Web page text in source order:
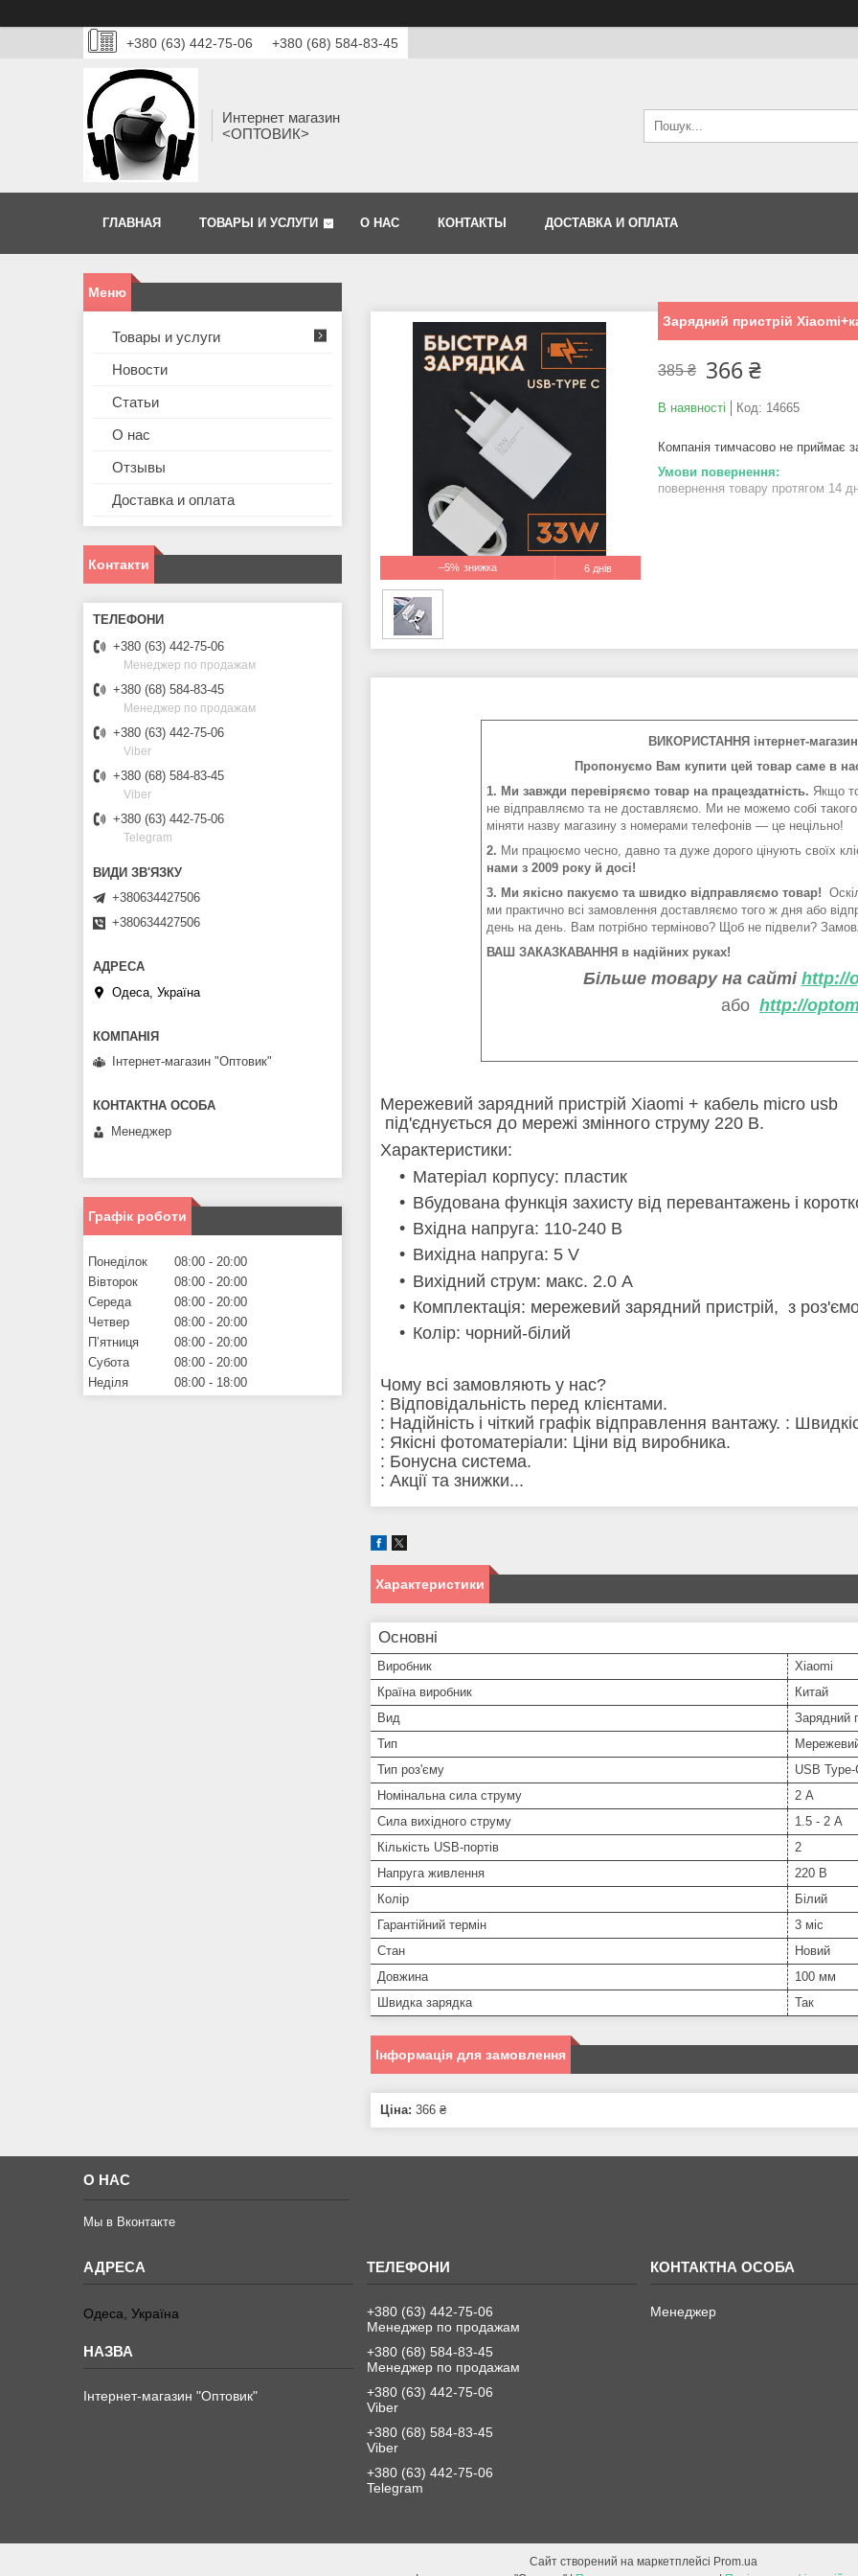
+380 (63) 442-75-06 +380 (68) 584-83-45
Интернет магазин
<ОПТОВИК>
ГЛАВНАЯ ТОВАРЫ И УСЛУГИ О НАС КОНТАКТЫ ДОСТАВКА И ОПЛАТА
–5% 6 днів
Зарядний пристрій
385 ₴ 366 ₴
В наявності Код: 14665
Компанія тимчасово не приймає
повернення товару протягом 14
ВИКОРИСТАННЯ інтернет-
Пропонуємо Вам купити цей товар саме в
1. Ми завжди перевіряємо товар на працездатність. Якщо
не відправляємо та не доставляємо. Ми не можемо собі
міняти назву магазину з номерами телефонів — це нецільно!
2. Ми працюємо чесно, давно та дуже дорого цінують своїх
нами з 2009 року й досі!
3. Ми якісно пакуємо та швидко відправляємо товар!
ми практично всі замовлення доставляємо того ж дня або
день на день. Вам потрібно терміново? Щоб не підвели?
ВАШ ЗАКАЗКАВАННЯ в надійних руках!
Більше товару на сайті http://
або http://
Мережевий зарядний пристрій Xiaomi + кабель micro usb
під'єднується до мережі змінного струму 220 В.
Характеристики:
Матеріал корпусу: пластик
Вбудована функція захисту від перевантажень і
Вхідна напруга: 110-240 В
Вихідна напруга: 5 V
Вихідний струм: макс. 2.0 А
Комплектація: мережевий зарядний пристрій, з
Колір: чорний-білий
Чому всі замовляють у нас?
: Відповідальність перед клієнтами.
: Надійність і чіткий графік відправлення вантажу. :
: Якісні фотоматеріали: Ціни від виробника.
: Бонусна система.
: Акції та знижки...
Характеристики
Основні
Виробник
Xiaomi
Країна виробник
Китай
Вид
Зарядний
Тип
Тип роз'єму
USB Type-
Номінальна сила струму
2 А
Сила вихідного струму
1.5 - 2 А
Кількість USB-портів
2
Напруга живлення
220 В
Колір
Білий
Гарантійний термін
3 міс
Стан
Новий
Довжина
100 мм
Швидка зарядка
Так
Інформація для замовлення
Ціна: 366 ₴
Товары и услуги
Новости
Статьи
О нас
Отзывы
Доставка и оплата
Контакти
+380 (63) 442-75-06
Менеджер по продажам
+380 (68) 584-83-45
Менеджер по продажам
+380 (63) 442-75-06
Viber
+380 (68) 584-83-45
Viber
+380 (63) 442-75-06
Telegram
+380634427506
+380634427506
Одеса, Україна
Інтернет-магазин "Оптовик"
Менеджер
Графік роботи
Понеділок 08:00
20:00
Вівторок
08:00
20:00
Середа
08:00
20:00
Четвер
08:00
20:00
Пʼятниця
08:00
20:00
Субота
08:00
20:00
Неділя
08:00 18:00
О НАС
Мы в Вконтакте
Одеса, Україна
Інтернет-магазин "Оптовик"
+380 (63) 442-75-06
Менеджер по продажам
+380 (68) 584-83-45
Менеджер по продажам
+380 (63) 442-75-06
Viber
+380 (68) 584-83-45
Viber
+380 (63) 442-75-06
Telegram
Менеджер
Сайт створений на маркетплейсі Prom.ua